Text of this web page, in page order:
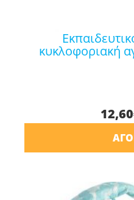
εκπαιδευτικό επιτραπέζιο
κυκλοφοριακή
12,60